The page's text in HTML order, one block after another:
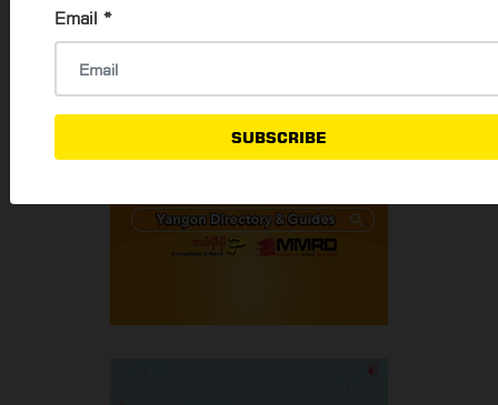
Email *
SUBSCRIBE